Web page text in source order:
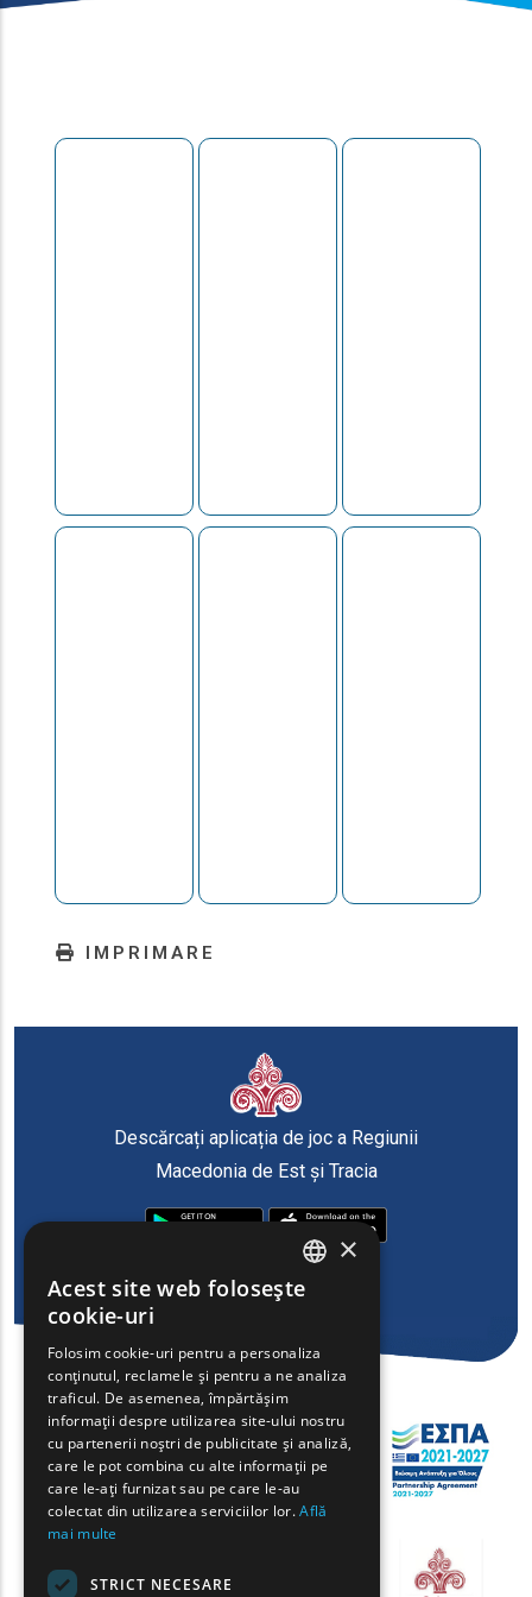
IMPRIMARE
Descărcați aplicația de joc a Regiunii
Macedonia de Est și Tracia
ENGLISH
FRENCH
BULGARIAN
GERMAN
ROMANIAN
×
Acest site web folosește
cookie-uri
Folosim cookie-uri pentru a personaliza
conținutul, reclamele și pentru a ne analiza
traficul. De asemenea, împărtășim
informații despre utilizarea site-ului nostru
cu partenerii noștri de publicitate și analiză,
care le pot combina cu alte informații pe
care le-ați furnizat sau pe care le-au
colectat din utilizarea serviciilor lor.Află
mai multe
STRICT NECESARE